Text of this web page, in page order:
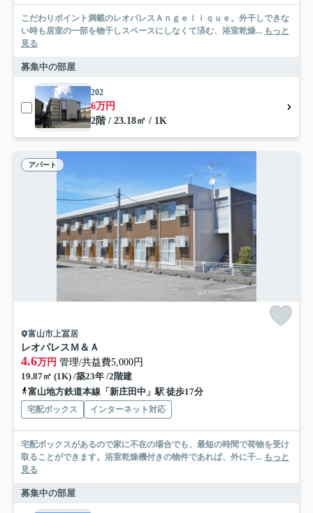
こだわりポイント満載のレオパレスＡｎｇｅｌｉｑｕｅ。外干しできな
い時も居室の一部を物干しスペースにしなくて済む、浴室乾燥... もっと
見る
募集中の部屋
202
6万円
2階 / 23.18㎡ / 1K
アパート
富山市上冨居
レオパレスＭ＆Ａ
4.6万円 管理/共益費5,000円
19.87㎡ (1K) /築23年 /2階建
富山地方鉄道本線「新庄田中」駅 徒歩17分
宅配ボックス インターネット対応
宅配ボックスがあるので家に不在の場合でも、最短の時間で荷物を受け
取ることができます。浴室乾燥機付きの物件であれば、外に干... もっと
見る
募集中の部屋